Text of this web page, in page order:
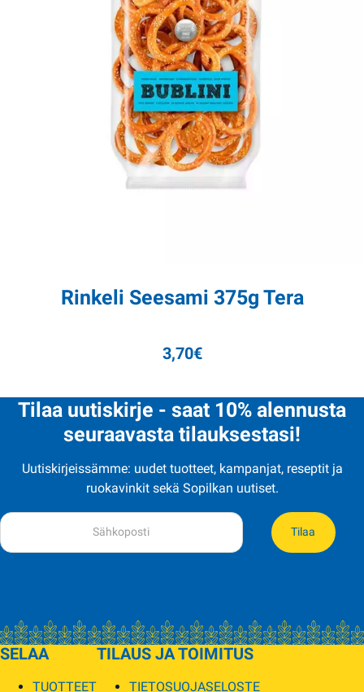
Rinkeli Seesami 375g Tera
3,70€
Tilaa uutiskirje - saat 10% alennusta
seuraavasta tilauksestasi!
Uutiskirjeissämme: uudet tuotteet, kampanjat, reseptit ja
ruokavinkit sekä Sopilkan uutiset.
Tilaa
SELAA
TUOTTEET
TILAUS JA TOIMITUS
TIETOSUOJASELOSTE